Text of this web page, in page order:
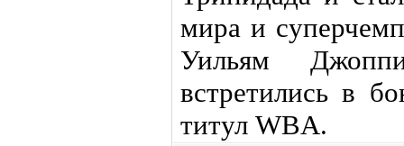
мира и
Уильям
встретились в
титул WBA.